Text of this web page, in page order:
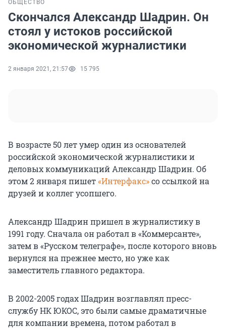
ОБЩЕСТВО
Скончался Александр Шадрин. Он
стоял у истоков российской
экономической журналистики
2 января 2021, 21:57 15 795
В возрасте 50 лет умер один из основателей
российской экономической журналистики и
деловых коммуникаций Александр Шадрин. Об
этом 2 января пишет«Интерфакс»со ссылкой на
друзей и коллег усопшего.
Александр Шадрин пришел в журналистику в
1991 году. Сначала он работал в «Коммерсанте»,
затем в «Русском телеграфе», после которого вновь
вернулся на прежнее место, но уже как
заместитель главного редактора.
В 2002-2005 годах Шадрин возглавлял пресс-
службу НК ЮКОС, это были самые драматичные
для компании времена, потом работал в